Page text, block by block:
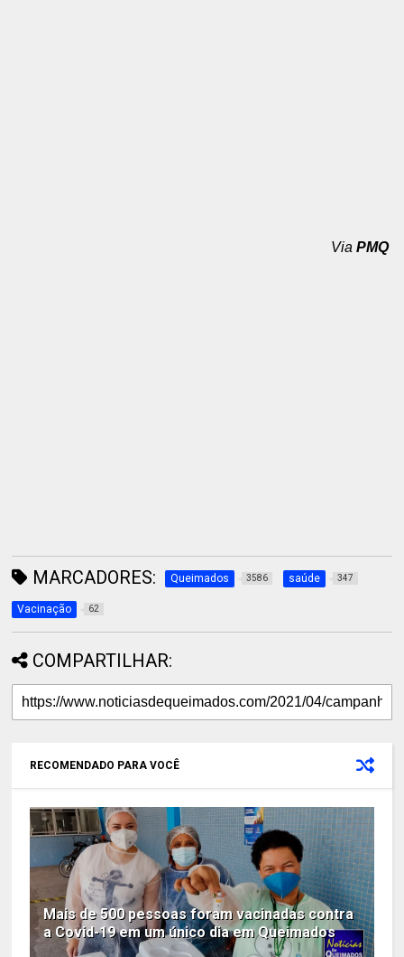
Via PMQ
MARCADORES: Queimados 3586 saúde 347
Vacinação 62
COMPARTILHAR:
RECOMENDADO PARA VOCÊ
Mais de 500 pessoas foram vacinadas contra
a Covid-19 em um único dia em Queimados